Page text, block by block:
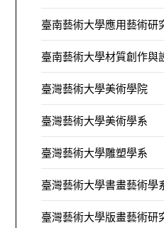
臺南藝術大學應用藝術研
臺南藝術大學材質創作與
臺灣藝術大學美術學院
臺灣藝術大學美術學系
臺灣藝術大學雕塑學系
臺灣藝術大學書畫藝術學
臺灣藝術大學版畫藝術研